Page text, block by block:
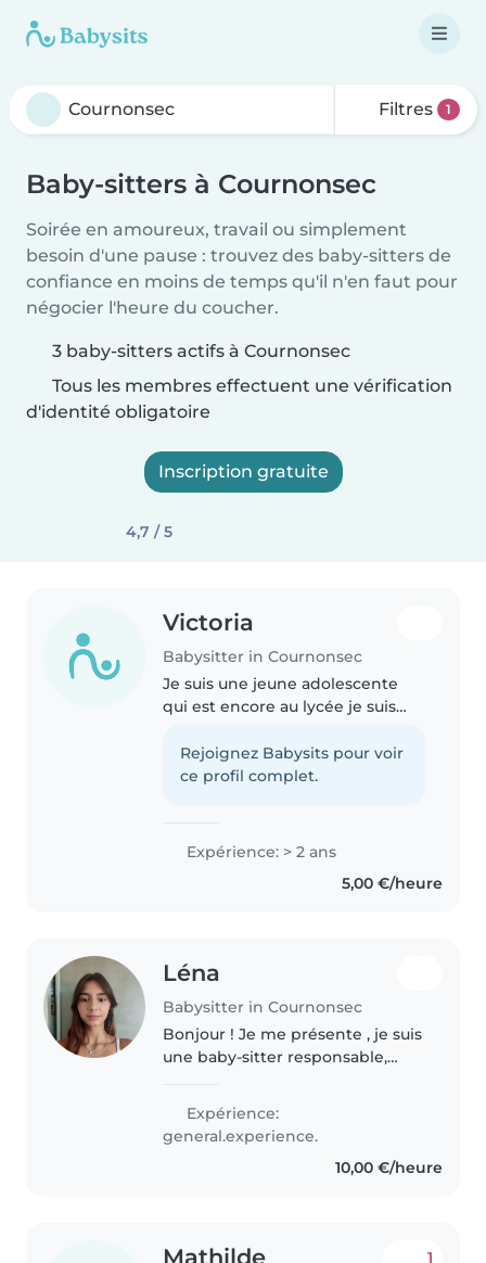
Filtres 1
Baby-sitters à Cournonsec
Soirée en amoureux, travail ou simplement
besoin d'une pause : trouvez des baby-sitters de
confiance en moins de temps qu'il n'en faut pour
négocier l'heure du coucher.
3 baby-sitters actifs à Cournonsec
Tous les membres effectuent une vérification
d'identité obligatoire
Inscription gratuite
4,7 / 5
Victoria
Babysitter in Cournonsec
Je suis une jeune adolescente
qui est encore au lycée je suis
pratique du sport
quotidiennement et je cherche
Rejoignez Babysits pour voir
ce profil complet.
Expérience: > 2 ans
5,00 €/heure
Léna
Babysitter in Cournonsec
Bonjour ! Je me présente , je suis
une baby-sitter responsable,
vos enfants pour que vous
puissiez travailler ou même
Expérience:
general.experience.
10,00 €/heure
Mathilde 1